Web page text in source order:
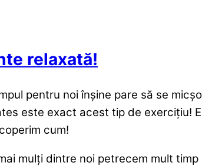
relaxată!
pentru noi înșine pare să se
este exact acest tip de exercițiu!
cum!
mulți dintre noi petrecem mult